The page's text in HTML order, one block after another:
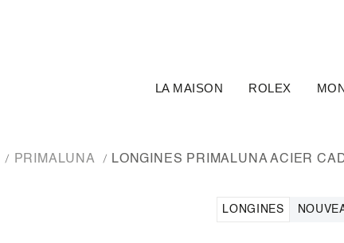
LA MAISON ROLEX
PRIMALUNA LONGINES PRIMALUNA ACIER
LONGINES